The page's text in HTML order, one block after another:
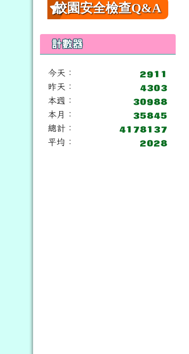
校園安全檢查Q&A
計數器
今天：
昨天：
本週：
本月：
總計：
平均：